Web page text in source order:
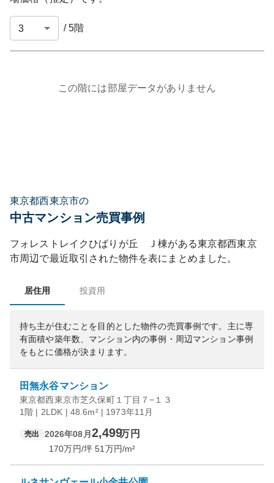
/5階
この階には部屋データがありません
東京都西東京市の
中古マンション売買事例
フォレストレイクひばりが丘 Ｊ棟がある東京都西東京
市周辺で最近取引された物件を表にまとめました。
居住用 投資用
持ち主が住むことを目的とした物件の売買事例です。 主に専
有面積や築年数、マンション内の事例・周辺マンション事例
をもとに価格が決まります。
田無永谷マンション
東京都西東京市芝久保町１丁目７−１３
1階 | 2LDK | 48.6m² | 1973年11月
売出 2026年08月 2,499万円
170万円/坪 51 万円/m²